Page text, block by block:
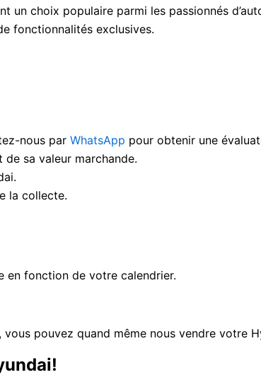
un choix populaire parmi les passionnés
fonctionnalités exclusives.
nous par WhatsApp pour obtenir une
sa valeur marchande.
la collecte.
en fonction de votre calendrier.
pouvez quand même nous vendre votre